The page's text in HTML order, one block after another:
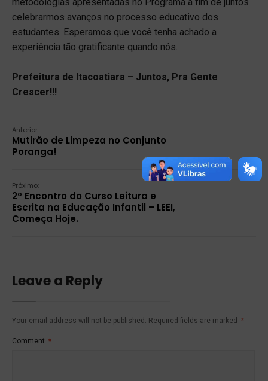
celebrarmos avanços no processo educativo dos
estudantes. Esperamos que você tenha achado a
experiência tão gratificante quando nós.
Prefeitura de Itacoatiara – Juntos, Pra Gente
Crescer!!!
Anterior:
Mutirão de Limpeza no Conjunto
Poranga!
Próximo:
2º Encontro do Curso Leitura e
Escrita na Educação Infantil – LEEI,
Começa Hoje.
Leave a Reply
Your email address will not be published. Required fields are marked *
Comment *